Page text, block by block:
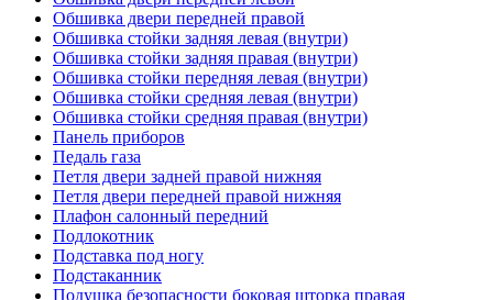
Обшивка двери передней правой
Обшивка стойки задняя левая (внутри)
Обшивка стойки задняя правая (внутри)
Обшивка стойки передняя левая (внутри)
Обшивка стойки средняя левая (внутри)
Обшивка стойки средняя правая (внутри)
Панель приборов
Педаль газа
Петля двери задней правой нижняя
Петля двери передней правой нижняя
Плафон салонный передний
Подлокотник
Подставка под ногу
Подстаканник
Подушка безопасности боковая шторка правая